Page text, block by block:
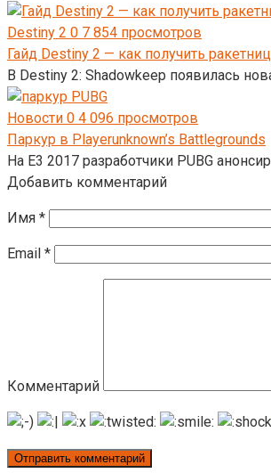
Destiny 2 0 7 854 просмотров
Гайд Destiny 2 — как получить
В Destiny 2: Shadowkeep появилась
Новости 0 4 096 просмотров
Паркур в Playerunknown’s Battlegrounds
На E3 2017 разработчики PUBG
Добавить комментарий
Имя *
Email *
Комментарий